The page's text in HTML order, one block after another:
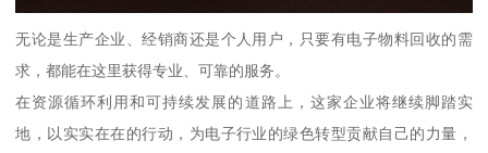
无论是生产企业、经销商还是个人用户，只要有电子物料回收的需
求，都能在这里获得专业、可靠的服务。
在资源循环利用和可持续发展的道路上，这家企业将继续脚踏实
地，以实实在在的行动，为电子行业的绿色转型贡献自己的力量，